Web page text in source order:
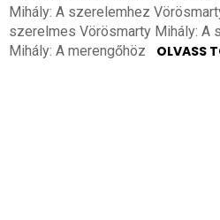
Mihály: A szerelemhez
szerelmes Vörösmarty Mihály: A
Mihály: A merengőhöz OLVASS